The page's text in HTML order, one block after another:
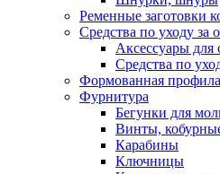
Ременные заготовки
Средства по уходу за
Аксессуары для
Средства по
Формованная
Фурнитура
Бегунки для
Винты,
Карабины
Ключницы